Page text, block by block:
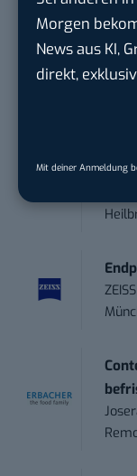
Morgen
News aus KI,
direkt,
Mit deiner Anmeldung
(m...
ZEISS